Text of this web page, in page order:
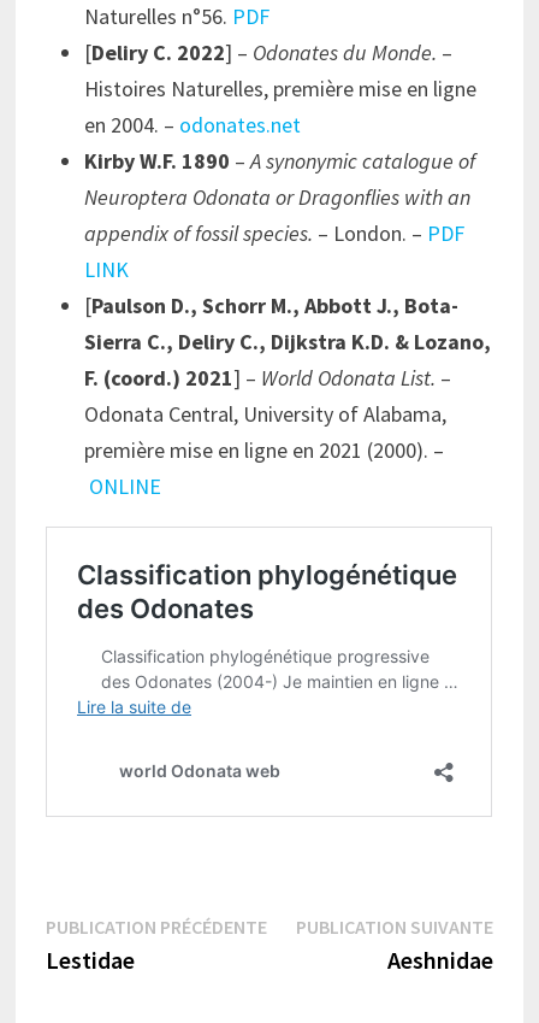
Naturelles n°56. PDF
[Deliry C. 2022] – Odonates du Monde. –
Histoires Naturelles, première mise en ligne
en 2004. – odonates.net
Kirby W.F. 1890 –A synonymic catalogue of
Neuroptera Odonata or Dragonflies with an
appendix of fossil species. – London. – PDF
LINK
[Paulson D., Schorr M., Abbott J., Bota-
Sierra C., Deliry C., Dijkstra K.D. & Lozano,
F. (coord.) 2021] – World Odonata List. –
Odonata Central, University of Alabama,
première mise en ligne en 2021 (2000). –
ONLINE
Navigation
de
PUBLICATION PRÉCÉDENTEPublication
Lestidae
PUBLICATION SUIVANTE
Aeshnidae